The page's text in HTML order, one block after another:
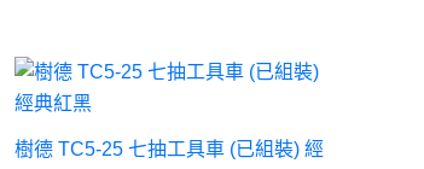
樹德 TC5-25 七抽工具車 (已組裝) 經